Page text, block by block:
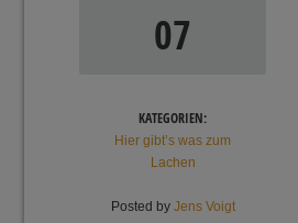
07
KATEGORIEN:
Hier gibt’s was zum
Lachen
Posted by Jens Voigt